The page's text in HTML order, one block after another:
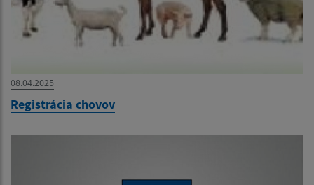
08.04.2025
Registrácia chovov